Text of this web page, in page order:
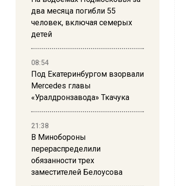
два месяца погибли 55
человек, включая семерых
детей
08:54
Под Екатеринбургом взорвали
Mercedes главы
«Уралдронзавода» Ткачука
21:38
В Минобороны
перераспределили
обязанности трех
заместителей Белоусова